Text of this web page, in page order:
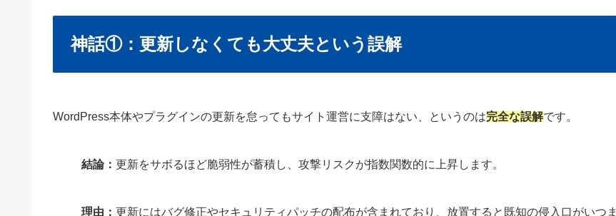
神話①：更新しなくても大丈夫という誤解
WordPress本体やプラグインの更新を怠ってもサイト運営に支障はない、というのは完全な誤解です。
結論： 更新をサボるほど脆弱性が蓄積し、攻撃リスクが指数関数的に上昇します。
理由： 更新にはバグ修正やセキュリティパッチの配布が含まれており、放置すると既知の侵入口がいつま